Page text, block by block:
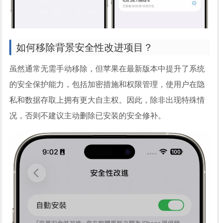
如何移除背景安全性改进项目？
虽然通常无需手动移除，但苹果在最新版本中提升了系统
的安全保护能力，包括加密措施和权限管理，使用户在隐
私和数据存取上拥有更大自主权。因此，除非出现特殊情
况，否则不建议主动删除已安装的安全修补。